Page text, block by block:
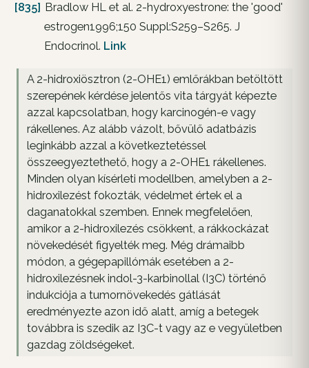
[835] Bradlow HL et al. 2-hydroxyestrone: the 'good'
estrogen1996;150 Suppl:S259–S265. J
Endocrinol. Link
A 2-hidroxiösztron (2-OHE1) emlőrákban betöltött
szerepének kérdése jelentős vita tárgyát képezte
azzal kapcsolatban, hogy karcinogén-e vagy
rákellenes. Az alább vázolt, bővülő adatbázis
leginkább azzal a következtetéssel
összeegyeztethető, hogy a 2-OHE1 rákellenes.
Minden olyan kísérleti modellben, amelyben a 2-
hidroxilezést fokozták, védelmet értek el a
daganatokkal szemben. Ennek megfelelően,
amikor a 2-hidroxilezés csökkent, a rákkockázat
növekedését figyelték meg. Még drámaibb
módon, a gégepapillómák esetében a 2-
hidroxilezésnek indol-3-karbinollal (I3C) történő
indukciója a tumornövekedés gátlását
eredményezte azon idő alatt, amíg a betegek
továbbra is szedik az I3C-t vagy az e vegyületben
gazdag zöldségeket.